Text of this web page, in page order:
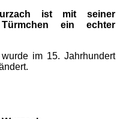
ist mit seiner
ein echter
wurde im 15. Jahrhundert